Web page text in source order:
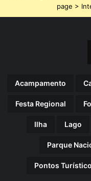
page >
Acampamento
Festa Regional
Ilha Lago
Parque
Pontos